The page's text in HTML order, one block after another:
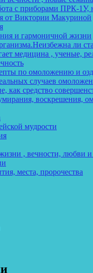
с приборами ПРК-
от Виктории Макуриной
и гармоничной жизни
ли
медицина , ученые,
по омоложению и
случаев
как средство
воскрешения,
мудрости
, вечности, любви и
места, пророчества